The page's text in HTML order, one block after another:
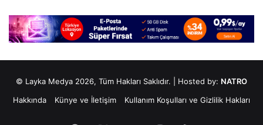
© Layka Medya 2026, Tüm Hakları Saklıdır. | Hosted by: NATRO
Hakkında
Künye ve İletişim Kullanım Koşulları ve Gizlilik Hakları